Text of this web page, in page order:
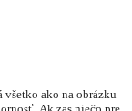
ako na obrázku